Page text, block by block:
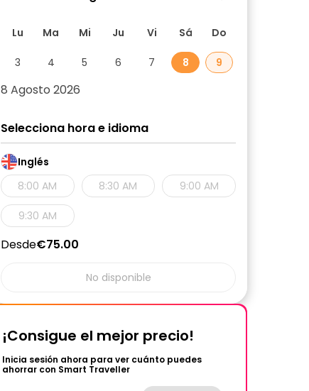
Lu Ma Mi Ju Vi Sá Do
3 4 5 6 7 8 9
8 Agosto 2026
Selecciona hora e idioma
Inglés
8:00 AM
8:30 AM 9:00 AM
9:30 AM
Desde€75.00
No disponible
¡Consigue el mejor precio!
Inicia sesión ahora para ver cuánto puedes
ahorrar con Smart Traveller